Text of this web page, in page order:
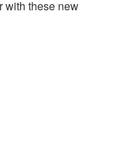
with these new